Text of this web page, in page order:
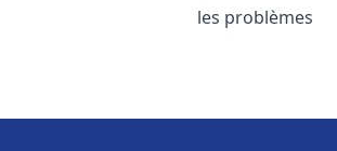
les problèmes